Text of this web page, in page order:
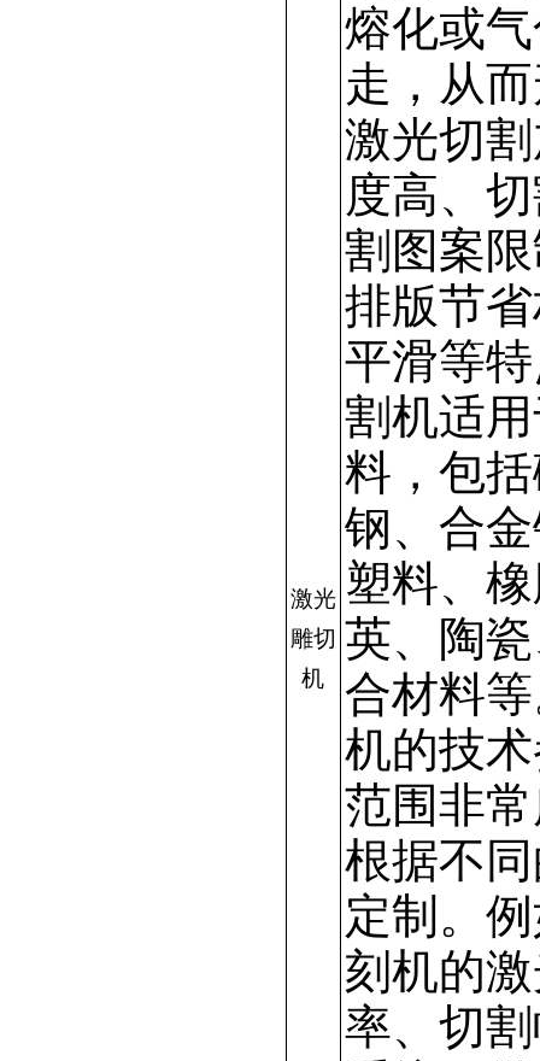
激光
雕切
机
熔化或
走，从
激光切
度高、
割图案
排版节
平滑等
割机适
料，包
钢、合
塑料、
英、陶
合材料
机的技
范围非
根据不
定制。
刻机的
率、切